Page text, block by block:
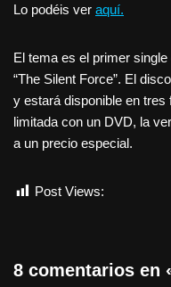
Lo podéis ver aquí.
El tema es el primer
“The Silent Force”. El
y estará disponible en
limitada con un DVD, la
a un precio especial.
Post Views:
8 comentarios en